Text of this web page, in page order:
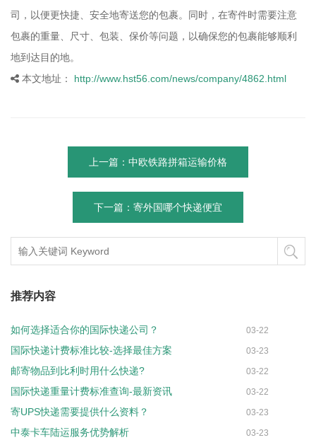
司，以便更快捷、安全地寄送您的包裹。同时，在寄件时需要注意
包裹的重量、尺寸、包装、保价等问题，以确保您的包裹能够顺利
地到达目的地。
本文地址：
http://www.hst56.com/news/company/4862.html
上一篇：中欧铁路拼箱运输价格
下一篇：寄外国哪个快递便宜
推荐内容
如何选择适合你的国际快递公司？ 03-22
国际快递计费标准比较-选择最佳方案 03-23
邮寄物品到比利时用什么快递? 03-22
国际快递重量计费标准查询-最新资讯 03-22
寄UPS快递需要提供什么资料？ 03-23
中泰卡车陆运服务优势解析 03-23